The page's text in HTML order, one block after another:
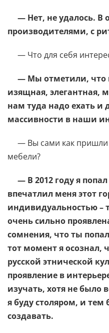
— Нет, не удалось.
производителями, с
— Что для себя
— Мы отметили, что
изящная, элегантная,
нам туда надо ехать и
массивности в наши
— Вы сами как пришли
мебели?
— В 2012 году я
впечатлил меня этот
индивидуальностью –
очень сильно
сомнения, что ты
тот момент я осознал,
русской этнической
проявление в
изучать, хотя не было
я буду столяром, и тем
создавать.